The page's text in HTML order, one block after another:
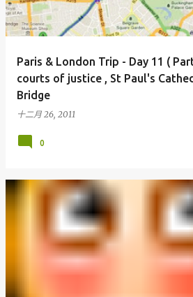
Paris & London Trip - Day 11 (
courts of justice , St Paul's
Bridge
十二月 26, 2011
0